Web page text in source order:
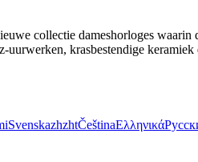
collectie dameshorloges waarin
krasbestendige keramiek
SvenskazhzhtČeštinaΕλληνικά